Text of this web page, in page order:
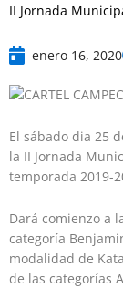
II Jornada
enero 16, 2020
El sábado dia 25
la II Jornada
temporada 2019-
Dará comienzo a
categoría
modalidad de
de las categorías